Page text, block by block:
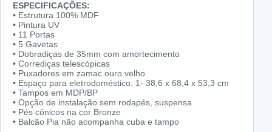
ESPECIFICAÇÕES:
• Estrutura 100% MDF
• Pintura UV
• 11 Portas
• 5 Gavetas
• Dobradiças de 35mm com amortecimento
• Corrediças telescópicas
• Puxadores em zamac ouro velho
• Espaço para eletrodoméstico: 1- 38,6 x 68,4 x 53,3 cm
• Tampos em MDP/BP
• Opção de instalação sem rodapés, suspensa
• Pés cônicos na cor Bronze
• Balcão Pia não acompanha cuba e tampo